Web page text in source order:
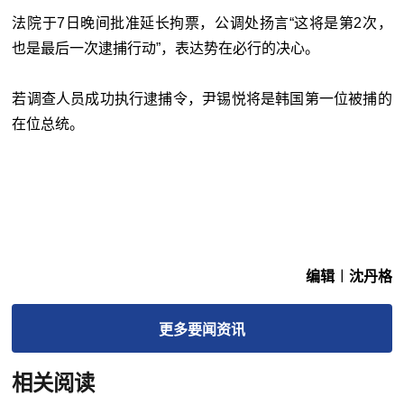
法院于7日晚间批准延长拘票，公调处扬言“这将是第2次，
也是最后一次逮捕行动”，表达势在必行的决心。
若调查人员成功执行逮捕令，尹锡悦将是韩国第一位被捕的
在位总统。
编辑︱沈丹格
更多要闻资讯
相关阅读